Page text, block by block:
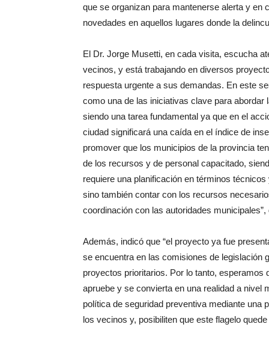
que se organizan para mantenerse alerta y en
novedades en aquellos lugares donde la
El Dr. Jorge Musetti, en cada visita, escucha
vecinos, y está trabajando en diversos
respuesta urgente a sus demandas. En este
como una de las iniciativas clave para
siendo una tarea fundamental ya que en el
ciudad significará una caída en el índice de
promover que los municipios de la provincia
de los recursos y de personal capacitado,
requiere una planificación en términos
sino también contar con los recursos
coordinación con las autoridades municipales”,
Además, indicó que “el proyecto ya fue
se encuentra en las comisiones de legislación
proyectos prioritarios. Por lo tanto, esperamos
apruebe y se convierta en una realidad a nivel
política de seguridad preventiva mediante una
los vecinos y, posibiliten que este flagelo